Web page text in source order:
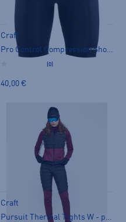
Craft
Pro Control Compression Short Tights UX - lyhyet trikoot
(0)
40,00 €
Craft
Pursuit Thermal Tights W - pitkät trikoot